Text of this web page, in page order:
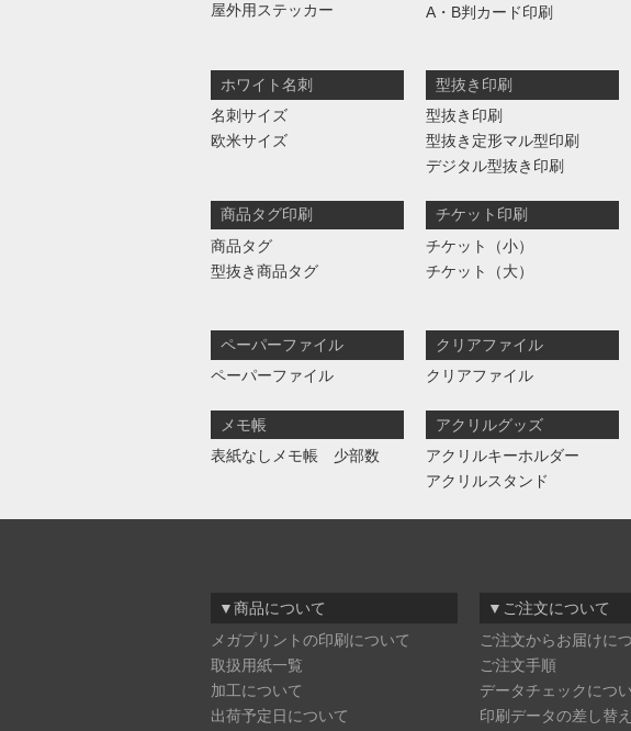
屋外用ステッカー
A・B判カード印刷
ホワイト名刺
名刺サイズ
欧米サイズ
型抜き印刷
型抜き印刷
型抜き定形マル型印刷
デジタル型抜き印刷
商品タグ印刷
商品タグ
型抜き商品タグ
チケット印刷
チケット（小）
チケット（大）
ペーパーファイル
ペーパーファイル
クリアファイル
クリアファイル
メモ帳
表紙なしメモ帳 少部数
アクリルグッズ
アクリルキーホルダー
アクリルスタンド
▼商品について
メガプリントの印刷について
取扱用紙一覧
加工について
出荷予定日について
▼ご注文について
ご注文からお届けに
ご注文手順
データチェックにつ
印刷データの差し替え